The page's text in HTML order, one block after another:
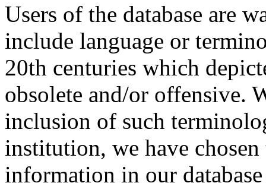
Users of the database are
include language or
20th centuries which
obsolete and/or offensive.
inclusion of such
institution, we have
information in our